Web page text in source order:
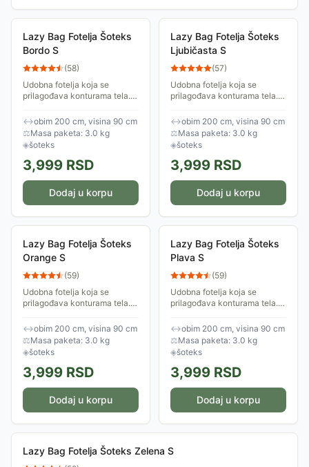
Lazy Bag Fotelja Šoteks
Bordo S
(58)
Udobna fotelja koja se
prilagođava konturama tela.
ispunjena je anti-bakterijskim
granulatom stiropora. Obim:
200cm.
↔obim 200 cm, visina 90 cm
⚖Masa paketa: 3.0 kg
◈šoteks
3,999 RSD
Dodaj u korpu
Lazy Bag Fotelja Šoteks
Ljubičasta S
(57)
Udobna fotelja koja se
prilagođava konturama tela.
ispunjena je anti-bakterijskim
granulatom stiropora. Obim:
200cm.
↔obim 200 cm, visina 90 cm
⚖Masa paketa: 3.0 kg
◈šoteks
3,999 RSD
Dodaj u korpu
Lazy Bag Fotelja Šoteks
Orange S
(59)
Udobna fotelja koja se
prilagođava konturama tela.
ispunjena je anti-bakterijskim
granulatom stiropora. Obim:
200cm.
↔obim 200 cm, visina 90 cm
⚖Masa paketa: 3.0 kg
◈šoteks
3,999 RSD
Dodaj u korpu
Lazy Bag Fotelja Šoteks
Plava S
(59)
Udobna fotelja koja se
prilagođava konturama tela.
ispunjena je anti-bakterijskim
granulatom stiropora. Obim:
200cm.
↔obim 200 cm, visina 90 cm
⚖Masa paketa: 3.0 kg
◈šoteks
3,999 RSD
Dodaj u korpu
Lazy Bag Fotelja Šoteks Zelena S